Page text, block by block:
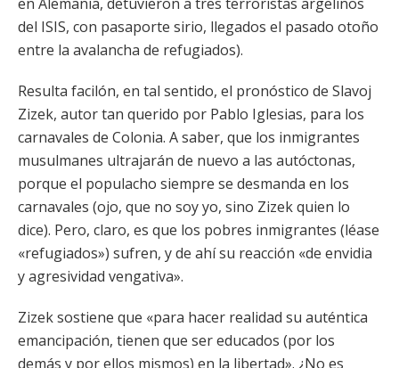
del ISIS, con pasaporte sirio, llegados el pasado otoño
entre la avalancha de refugiados).
Resulta facilón, en tal sentido, el pronóstico de Slavoj
Zizek, autor tan querido por Pablo Iglesias, para los
carnavales de Colonia. A saber, que los inmigrantes
musulmanes ultrajarán de nuevo a las autóctonas,
porque el populacho siempre se desmanda en los
carnavales (ojo, que no soy yo, sino Zizek quien lo
dice). Pero, claro, es que los pobres inmigrantes (léase
«refugiados») sufren, y de ahí su reacción «de envidia
y agresividad vengativa».
Zizek sostiene que «para hacer realidad su auténtica
emancipación, tienen que ser educados (por los
demás y por ellos mismos) en la libertad». ¿No es